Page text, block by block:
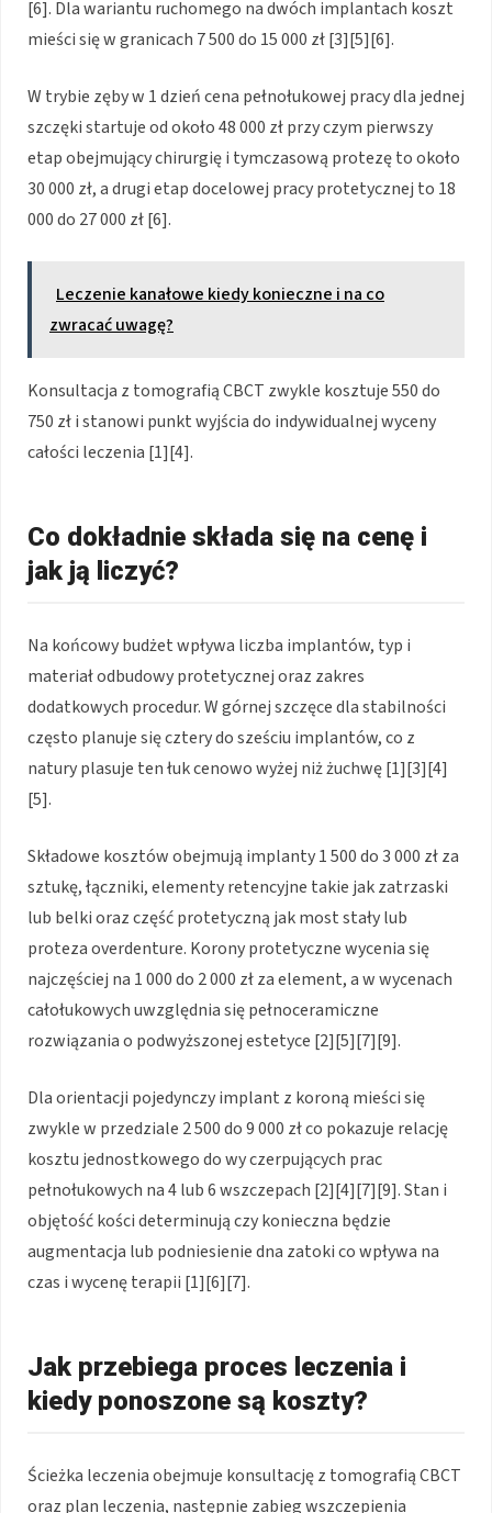
[6]. Dla wariantu ruchomego na dwóch implantach koszt
mieści się w granicach 7 500 do 15 000 zł [3][5][6].
W trybie zęby w 1 dzień cena pełnołukowej pracy dla jednej
szczęki startuje od około 48 000 zł przy czym pierwszy
etap obejmujący chirurgię i tymczasową protezę to około
30 000 zł, a drugi etap docelowej pracy protetycznej to 18
000 do 27 000 zł [6].
Leczenie kanałowe kiedy konieczne i na co
zwracać uwagę?
Konsultacja z tomografią CBCT zwykle kosztuje 550 do
750 zł i stanowi punkt wyjścia do indywidualnej wyceny
całości leczenia [1][4].
Co dokładnie składa się na cenę i
jak ją liczyć?
Na końcowy budżet wpływa liczba implantów, typ i
materiał odbudowy protetycznej oraz zakres
dodatkowych procedur. W górnej szczęce dla stabilności
często planuje się cztery do sześciu implantów, co z
natury plasuje ten łuk cenowo wyżej niż żuchwę [1][3][4]
[5].
Składowe kosztów obejmują implanty 1 500 do 3 000 zł za
sztukę, łączniki, elementy retencyjne takie jak zatrzaski
lub belki oraz część protetyczną jak most stały lub
proteza overdenture. Korony protetyczne wycenia się
najczęściej na 1 000 do 2 000 zł za element, a w wycenach
całołukowych uwzględnia się pełnoceramiczne
rozwiązania o podwyższonej estetyce [2][5][7][9].
Dla orientacji pojedynczy implant z koroną mieści się
zwykle w przedziale 2 500 do 9 000 zł co pokazuje relację
kosztu jednostkowego do wy czerpujących prac
pełnołukowych na 4 lub 6 wszczepach [2][4][7][9]. Stan i
objętość kości determinują czy konieczna będzie
augmentacja lub podniesienie dna zatoki co wpływa na
czas i wycenę terapii [1][6][7].
Jak przebiega proces leczenia i
kiedy ponoszone są koszty?
Ścieżka leczenia obejmuje konsultację z tomografią CBCT
oraz plan leczenia, następnie zabieg wszczepienia